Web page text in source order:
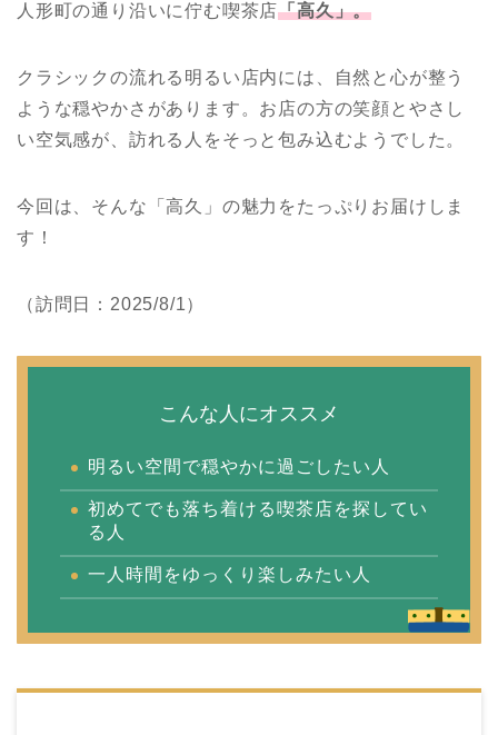
人形町の通り沿いに佇む喫茶店「高久」。
クラシックの流れる明るい店内には、自然と心が整う
ような穏やかさがあります。お店の方の笑顔とやさし
い空気感が、訪れる人をそっと包み込むようでした。
今回は、そんな「高久」の魅力をたっぷりお届けしま
す！
（訪問日：2025/8/1）
こんな人にオススメ
明るい空間で穏やかに過ごしたい人
初めてでも落ち着ける喫茶店を探してい
る人
一人時間をゆっくり楽しみたい人